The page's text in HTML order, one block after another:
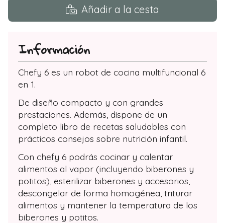
Añadir a la cesta
Información
Chefy 6 es un robot de cocina multifuncional 6
en 1.
De diseño compacto y con grandes
prestaciones. Además, dispone de un
completo libro de recetas saludables con
prácticos consejos sobre nutrición infantil.
Con chefy 6 podrás cocinar y calentar
alimentos al vapor (incluyendo biberones y
potitos), esterilizar biberones y accesorios,
descongelar de forma homogénea, triturar
alimentos y mantener la temperatura de los
biberones y potitos.